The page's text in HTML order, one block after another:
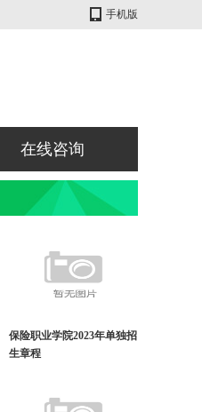
手机版
在线咨询
保险职业学院2023年单独招
生章程